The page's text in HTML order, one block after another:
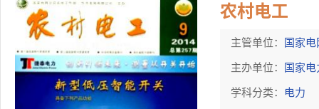
农村电工
主管单位： 国家
主办单位： 国家
学科分类： 电力